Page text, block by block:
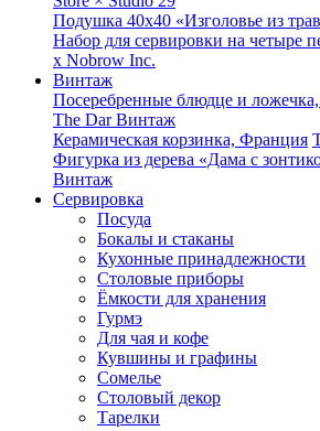
Подушка 40x40 «Изголовье из
Набор для сервировки на четыре
х Nobrow Inc.
Винтаж
Посеребренные блюдце и ложечка,
The Dar Винтаж
Керамическая корзинка, Франция
Фигурка из дерева «Дама с
Винтаж
Сервировка
Посуда
Бокалы и стаканы
Кухонные принадлежности
Столовые приборы
Ëмкости для хранения
Гурмэ
Для чая и кофе
Кувшины и графины
Сомелье
Столовый декор
Тарелки